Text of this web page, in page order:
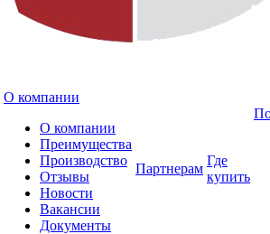
О компании
О компании
Преимущества
Производство
Отзывы
Новости
Вакансии
Документы
Партнерам
Где
купить